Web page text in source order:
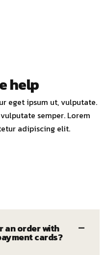
help
eget ipsum ut, vulputate.
semper. Lorem
adipiscing elit.
an order with
cards?